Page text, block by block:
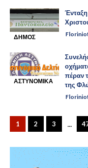
ΔΗΜΟΣ
ΑΣΤΥΝΟΜΙΚΑ
πέραν
της
1 2 3 ...